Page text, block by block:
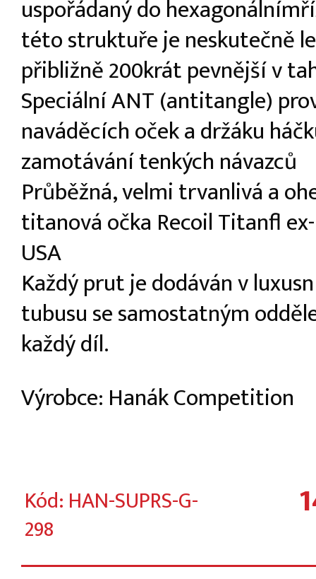
uspořádaný do
této struktuře je neskutečně
přibližně 200krát pevnější v
Speciální ANT (antitangle)
naváděcích oček a držáku
zamotávání tenkých návazců
Průběžná, velmi trvanlivá a
titanová očka Recoil Titanfl
USA
Každý prut je dodáván v
tubusu se samostatným
každý díl.
Výrobce: Hanák Competition
Kód: HAN-SUPRS-G-
298